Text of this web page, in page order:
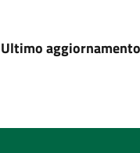
Ultimo aggiornamento